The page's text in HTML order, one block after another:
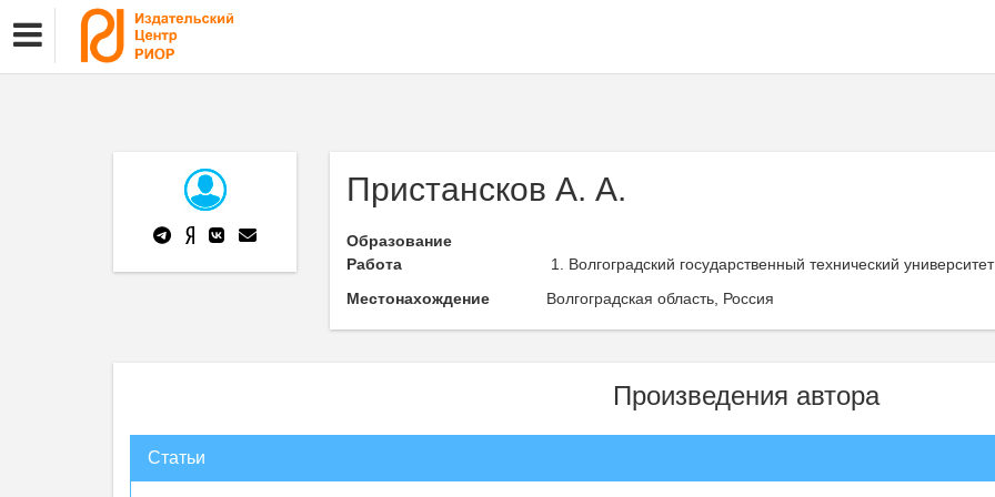
Пристансков А. А.
Образование
Работа
Волгоградский государственный технический
Местонахождение
Волгоградская область, Россия
Произведения автора
Статьи